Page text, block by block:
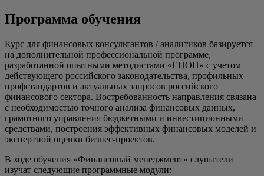
Программа обучения
Курс для финансовых консультантов / аналитиков базируется
на дополнительной профессиональной программе,
разработанной опытными методистами «ЕЦОП» с учетом
действующего российского законодательства, профильных
профстандартов и актуальных запросов российского
финансового сектора. Востребованность направления связана
с необходимостью точного анализа финансовых данных,
грамотного управления бюджетными и инвестиционными
средствами, построения эффективных финансовых моделей и
экспертной оценки бизнес-проектов.
В ходе обучения «Финансовый менеджмент» слушатели
изучат следующие программные модули: